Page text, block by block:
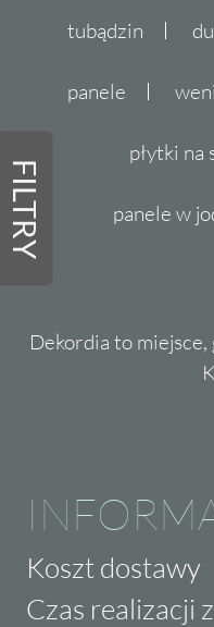
FILTRY
tubądzin
panele
płytki na
panele w
Dekordia to
Koszt dostawy
Czas realizacji